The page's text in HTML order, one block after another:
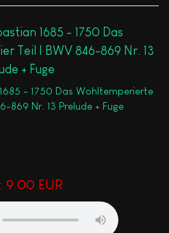
1685 - 1750 Das
Teil I BWV 846-869 Nr. 13
+ Fuge
9.00 EUR